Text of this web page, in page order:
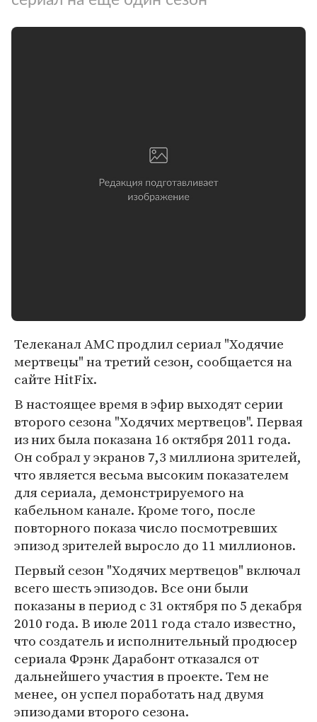
Телеканал AMC продлил сериал "Ходячие
мертвецы" на третий сезон, сообщается на
сайте HitFix.
В настоящее время в эфир выходят серии
второго сезона "Ходячих мертвецов". Первая
из них была показана 16 октября 2011 года.
Он собрал у экранов 7,3 миллиона зрителей,
что является весьма высоким показателем
для сериала, демонстрируемого на
кабельном канале. Кроме того, после
повторного показа число посмотревших
эпизод зрителей выросло до 11 миллионов.
Первый сезон "Ходячих мертвецов" включал
всего шесть эпизодов. Все они были
показаны в период с 31 октября по 5 декабря
2010 года. В июле 2011 года стало известно,
что создатель и исполнительный продюсер
сериала Фрэнк Дарабонт отказался от
дальнейшего участия в проекте. Тем не
менее, он успел поработать над двумя
эпизодами второго сезона.